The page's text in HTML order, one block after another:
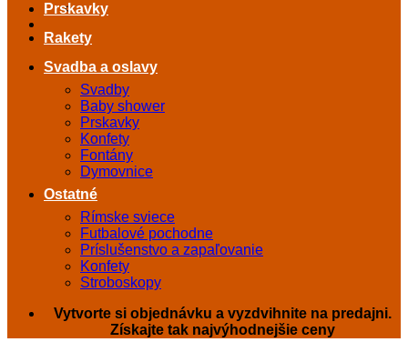
Prskavky
Rakety
Svadba a oslavy
Svadby
Baby shower
Prskavky
Konfety
Fontány
Dymovnice
Ostatné
Rímske sviece
Futbalové pochodne
Príslušenstvo a zapaľovanie
Konfety
Stroboskopy
Vytvorte si objednávku a vyzdvihnite na predajni.
Získajte tak najvýhodnejšie ceny